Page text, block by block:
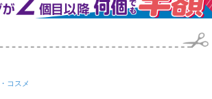
コスメ